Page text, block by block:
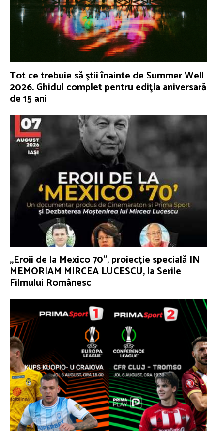
Tot ce trebuie să ştii înainte de Summer Well
2026. Ghidul complet pentru ediţia aniversară
de 15 ani
„Eroii de la Mexico 70”, proiecţie specială IN
MEMORIAM MIRCEA LUCESCU, la Serile
Filmului Românesc